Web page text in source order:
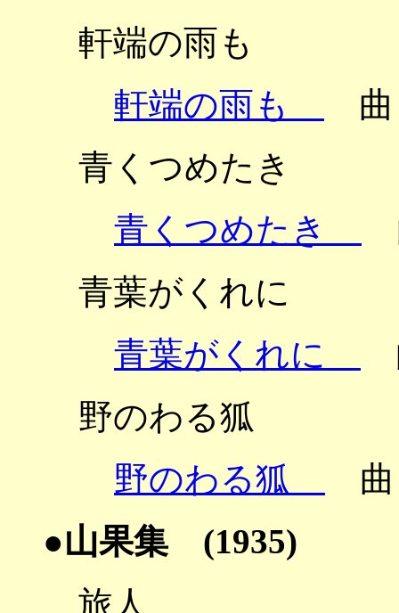
軒端の雨も
軒端の雨も
曲
青くつめたき
青くつめたき
青葉がくれに
青葉がくれに
野のわる狐
野のわる狐
曲
●山果集 (1935)
旅人